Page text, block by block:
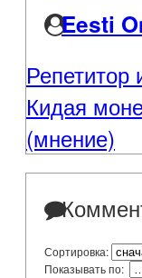
Eesti
Репетитор
Кидая
(мнение)
Сортировка:
Показывать по: